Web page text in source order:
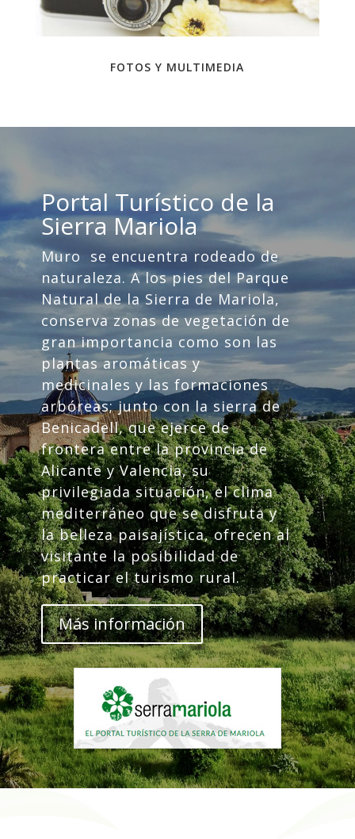
FOTOS Y MULTIMEDIA
Portal Turístico de la
Sierra Mariola
Muro se encuentra rodeado de
naturaleza. A los pies del Parque
Natural de la Sierra de Mariola,
conserva zonas de vegetación de
gran importancia como son las
plantas aromáticas y
medicinales y las formaciones
arbóreas; junto con la sierra de
Benicadell, que ejerce de
frontera entre la provincia de
Alicante y Valencia, su
privilegiada situación, el clima
mediterráneo que se disfruta y
la belleza paisajística, ofrecen al
visitante la posibilidad de
practicar el turismo rural.
Más información